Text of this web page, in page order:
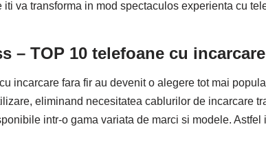
va transforma in mod spectaculos experienta cu
– TOP 10 telefoane cu
incarcare fara fir au devenit o alegere tot mai
eliminand necesitatea cablurilor de incarcare
intr-o gama variata de marci si modele.